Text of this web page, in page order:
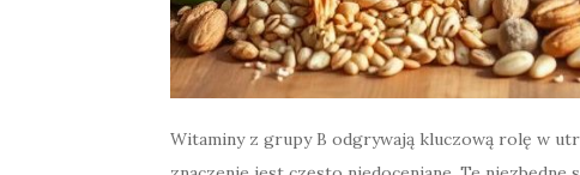
Witaminy z grupy B odgrywają kluczową rolę w